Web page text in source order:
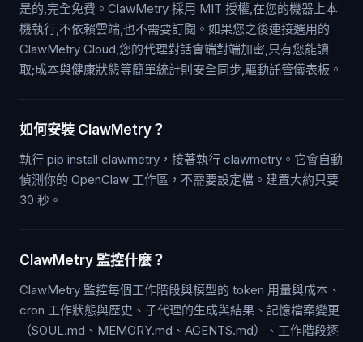
是的,完全免費。ClawMetry 採用 MIT 授權,在您的機器上本
機執行,不依賴雲端,也不需要訂閱。如果您之後連接選用的
ClawMetry Cloud,您的代理對話會端對端加密,只有您能讀
取;成本與健康狀態等簡單統計則安全同步,驅動託管儀表板。
如何安裝 ClawMetry？
執行 pip install clawmetry，接著執行 clawmetry。它會自動
偵測你的 OpenClaw 工作區，不需要設定檔。建置大約只要
30 秒。
ClawMetry 監控什麼？
ClawMetry 監控每個工作階段與模型的 token 用量與成本、
cron 工作狀態與歷史、子代理的生成與結果、記憶檔案變更
（SOUL.md、MEMORY.md、AGENTS.md）、工作階段逐